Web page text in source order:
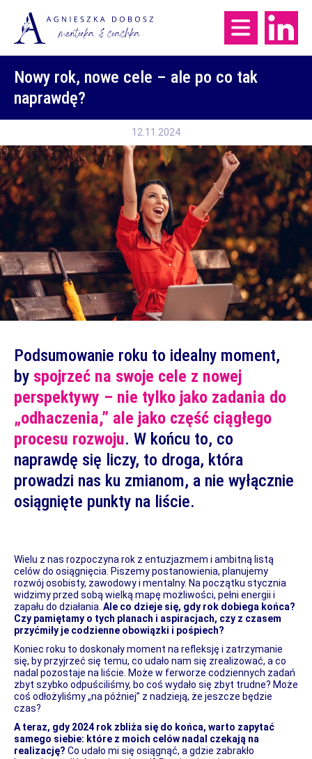
Nowy rok, nowe cele – ale po co tak
naprawdę?
12.11.2024
Podsumowanie roku to idealny moment,
by spojrzeć na swoje cele z nowej
perspektywy – nie tylko jako zadania do
„odhaczenia,” ale jako część ciągłego
procesu rozwoju. W końcu to, co
naprawdę się liczy, to droga, która
prowadzi nas ku zmianom, a nie wyłącznie
osiągnięte punkty na liście.
Wielu z nas rozpoczyna rok z entuzjazmem i ambitną listą
celów do osiągnięcia. Piszemy postanowienia, planujemy
rozwój osobisty, zawodowy i mentalny. Na początku stycznia
widzimy przed sobą wielką mapę możliwości, pełni energii i
zapału do działania. Ale co dzieje się, gdy rok dobiega końca?
Czy pamiętamy o tych planach i aspiracjach, czy z czasem
przyćmiły je codzienne obowiązki i pośpiech?
Koniec roku to doskonały moment na refleksję i zatrzymanie
się, by przyjrzeć się temu, co udało nam się zrealizować, a co
nadal pozostaje na liście. Może w ferworze codziennych zadań
zbyt szybko odpuściliśmy, bo coś wydało się zbyt trudne? Może
coś odłożyliśmy „na później” z nadzieją, że jeszcze będzie
czas?
A teraz, gdy 2024 rok zbliża się do końca, warto zapytać
samego siebie: które z moich celów nadal czekają na
realizację? Co udało mi się osiągnąć, a gdzie zabrakło